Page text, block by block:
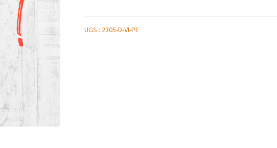
UGS : 2305-D-VI-PE